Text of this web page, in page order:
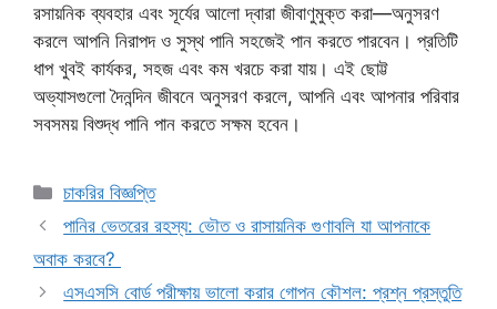
রসায়নিক ব্যবহার এবং সূর্যের আলো দ্বারা জীবাণুমুক্ত করা—অনুসরণ
করলে আপনি নিরাপদ ও সুস্থ পানি সহজেই পান করতে পারবেন। প্রতিটি
ধাপ খুবই কার্যকর, সহজ এবং কম খরচে করা যায়। এই ছোট্ট
অভ্যাসগুলো দৈনন্দিন জীবনে অনুসরণ করলে, আপনি এবং আপনার পরিবার
সবসময় বিশুদ্ধ পানি পান করতে সক্ষম হবেন।
Categories
চাকরির বিজ্ঞপ্তি
পানির ভেতরের রহস্য: ভৌত ও রাসায়নিক গুণাবলি যা আপনাকে
অবাক করবে?
এসএসসি বোর্ড পরীক্ষায় ভালো করার গোপন কৌশল: প্রশ্ন প্রস্তুতি